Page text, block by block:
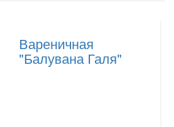
Вареничная
"Балувана Галя"